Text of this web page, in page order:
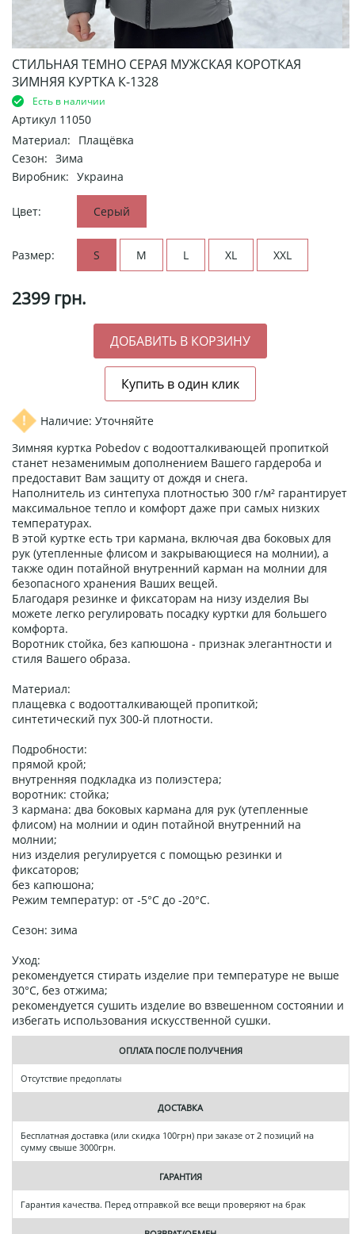
СТИЛЬНАЯ ТЕМНО СЕРАЯ МУЖСКАЯ КОРОТКАЯ
ЗИМНЯЯ КУРТКА К-1328
Есть в наличии
Артикул 11050
Материал:
Плащёвка
Сезон: Зима
Виробник: Украина
Цвет: Серый
Размер: S M L XL XXL
2399 грн.
Наличие: Уточняйте
Зимняя куртка Pobedov с водоотталкивающей пропиткой
станет незаменимым дополнением Вашего гардероба и
предоставит Вам защиту от дождя и снега.
Наполнитель из синтепуха плотностью 300 г/м² гарантирует
максимальное тепло и комфорт даже при самых низких
температурах.
В этой куртке есть три кармана, включая два боковых для
рук (утепленные флисом и закрывающиеся на молнии), а
также один потайной внутренний карман на молнии для
безопасного хранения Ваших вещей.
Благодаря резинке и фиксаторам на низу изделия Вы
можете легко регулировать посадку куртки для большего
комфорта.
Воротник стойка, без капюшона - признак элегантности и
стиля Вашего образа.
Материал:
плащевка с водоотталкивающей пропиткой;
синтетический пух 300-й плотности.
Подробности:
прямой крой;
внутренняя подкладка из полиэстера;
воротник: стойка;
3 кармана: два боковых кармана для рук (утепленные
флисом) на молнии и один потайной внутренний на
молнии;
низ изделия регулируется с помощью резинки и
фиксаторов;
без капюшона;
Режим температур: от -5°C до -20°C.
Сезон: зима
Уход:
рекомендуется стирать изделие при температуре не выше
30°C, без отжима;
рекомендуется сушить изделие во взвешенном состоянии и
избегать использования искусственной сушки.
ОПЛАТА ПОСЛЕ ПОЛУЧЕНИЯ
Отсутствие предоплаты
ДОСТАВКА
Бесплатная доставка (или скидка 100грн) при заказе от 2 позиций на
сумму свыше 3000грн.
ГАРАНТИЯ
Гарантия качества. Перед отправкой все вещи проверяют на брак